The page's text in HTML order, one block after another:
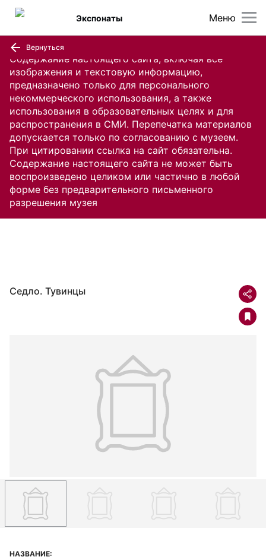
Содержание настоящего сайта, включая все
изображения и текстовую информацию,
предназначено только для персонального
некоммерческого использования, а также
использования в образовательных целях и для
распространения в СМИ. Перепечатка материалов
допускается только по согласованию с музеем.
При цитировании ссылка на сайт обязательна.
Содержание настоящего сайта не может быть
воспроизведено целиком или частично в любой
форме без предварительного письменного
разрешения музея
Меню
Экспонаты
Вернуться
Седло. Тувинцы
НАЗВАНИЕ: